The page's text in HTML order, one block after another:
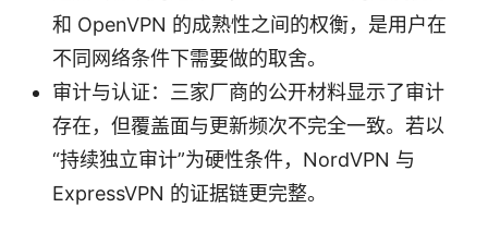
和 OpenVPN 的成熟性之间的权衡，是用户在
不同网络条件下需要做的取舍。
审计与认证：三家厂商的公开材料显示了审计
存在，但覆盖面与更新频次不完全一致。若以
“持续独立审计”为硬性条件，NordVPN 与
ExpressVPN 的证据链更完整。